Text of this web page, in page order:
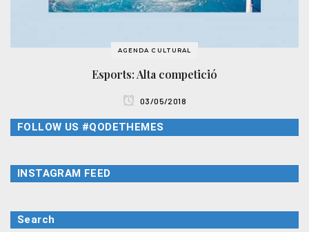
AGENDA CULTURAL
Esports: Alta competició
03/05/2018
FOLLOW US #QODETHEMES
INSTAGRAM FEED
Search